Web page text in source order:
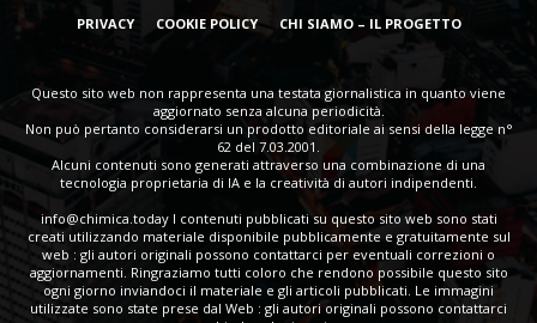
PRIVACY COOKIE POLICY CHI SIAMO – IL PROGETTO
Questo sito web non rappresenta una testata giornalistica in quanto viene
aggiornato senza alcuna periodicità.
Non può pertanto considerarsi un prodotto editoriale ai sensi della legge n°
62 del 7.03.2001.
Alcuni contenuti sono generati attraverso una combinazione di una
tecnologia proprietaria di IA e la creatività di autori indipendenti.
info@chimica.todayI contenuti pubblicati su questo sito web sono stati
creati utilizzando materiale disponibile pubblicamente e gratuitamente sul
web : gli autori originali possono contattarci per eventuali correzioni o
aggiornamenti. Ringraziamo tutti coloro che rendono possibile questo sito
ogni giorno inviandoci il materiale e gli articoli pubblicati. Le immagini
utilizzate sono state prese dal Web : gli autori originali possono contattarci